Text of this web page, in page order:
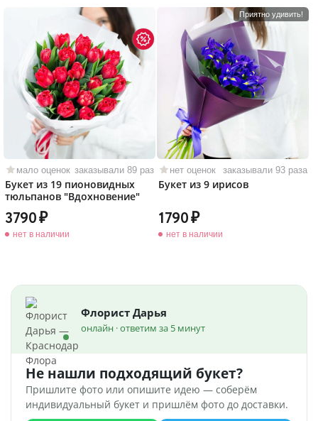
мало оценок заказывали 89 раз
Букет из 19 пионовидных
тюльпанов "Вдохновение"
3790
нет в наличии
Приятно удивить!
нет оценок заказывали 93 раза
Букет из 9 ирисов
1790
нет в наличии
Флорист Дарья
онлайн · ответим за 5 минут
Не нашли подходящий букет?
Пришлите фото или опишите идею — соберём
индивидуальный букет и пришлём фото до доставки.